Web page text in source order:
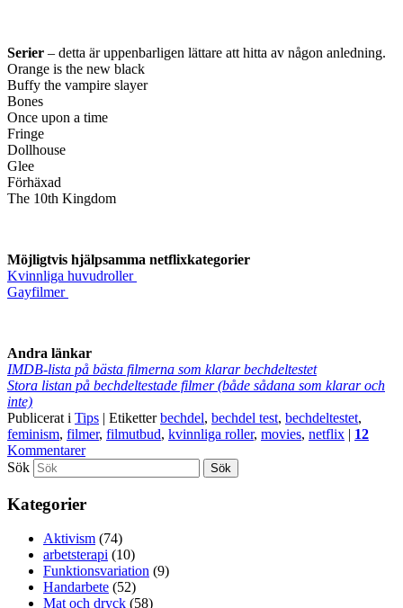
Serier – detta är uppenbarligen lättare att hitta av någon anledning.
Orange is the new black
Buffy the vampire slayer
Bones
Once upon a time
Fringe
Dollhouse
Glee
Förhäxad
The 10th Kingdom
Möjligtvis hjälpsamma netflixkategorier
Kvinnliga huvudroller
Gayfilmer
Andra länkar
IMDB-lista på bästa filmerna som klarar bechdeltestet
Stora listan på bechdeltestade filmer (både sådana som klarar och
inte)
Publicerat i Tips | Etiketter bechdel, bechdel test, bechdeltestet,
feminism, filmer, filmutbud, kvinnliga roller, movies, netflix | 12
Kommentarer
Sök
Kategorier
Aktivism (74)
arbetsterapi (10)
Funktionsvariation (9)
Handarbete (52)
Mat och dryck (58)